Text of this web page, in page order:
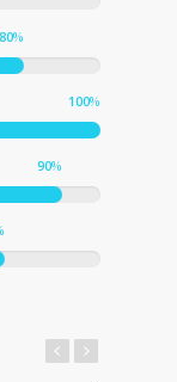
80%
100%
90%